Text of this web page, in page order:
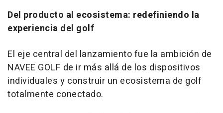
Del producto al ecosistema: redefiniendo la
experiencia del golf
El eje central del lanzamiento fue la ambición de
NAVEE GOLF de ir más allá de los dispositivos
individuales y construir un ecosistema de golf
totalmente conectado.